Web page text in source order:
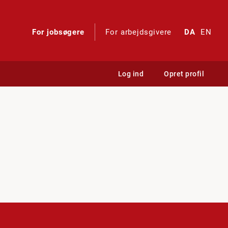
For jobsøgere For arbejdsgivere DA EN
Log ind Opret profil